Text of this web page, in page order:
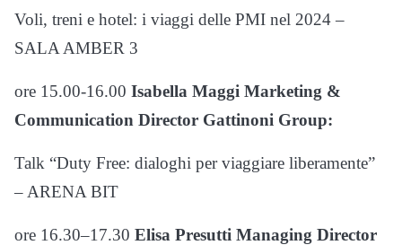
Voli, treni e hotel: i viaggi delle PMI nel 2024 –
SALA AMBER 3
ore 15.00-16.00 Isabella Maggi Marketing &
Communication Director Gattinoni Group:
Talk “Duty Free: dialoghi per viaggiare liberamente”
– ARENA BIT
ore 16.30–17.30 Elisa Presutti Managing Director